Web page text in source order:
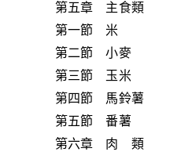
第五章 主食類
第一節 米
第二節 小麥
第三節 玉米
第四節 馬鈴薯
第五節 番薯
第六章 肉 類